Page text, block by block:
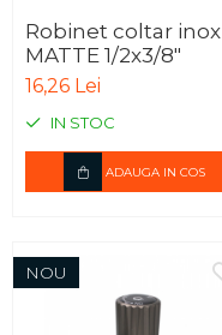
Robinet coltar inox
MATTE 1/2x3/8"
16,26 Lei
IN STOC
ADAUGA IN COS
NOU